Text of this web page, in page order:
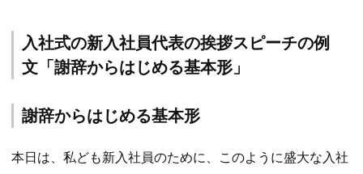
入社式の新入社員代表の挨拶スピーチの例
文「謝辞からはじめる基本形」
謝辞からはじめる基本形
本日は、私ども新入社員のために、このように盛大な入社